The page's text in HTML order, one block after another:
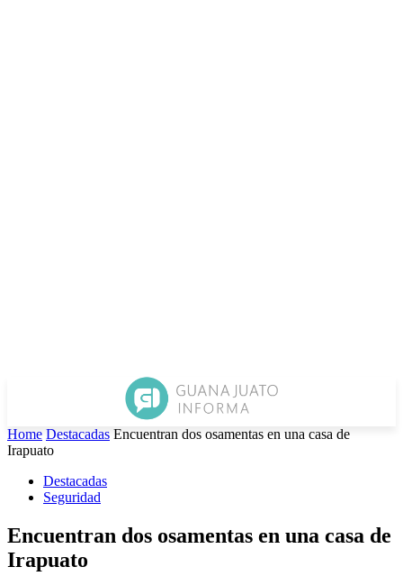
Home Destacadas Encuentran dos osamentas en una casa de
Irapuato
Destacadas
Seguridad
Encuentran dos osamentas en una casa de
Irapuato